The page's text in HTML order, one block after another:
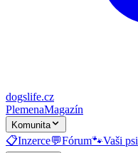
dogslife.cz
PlemenaMagazín
Komunita
📋Inzerce💬Fórum🐾Vaši psi